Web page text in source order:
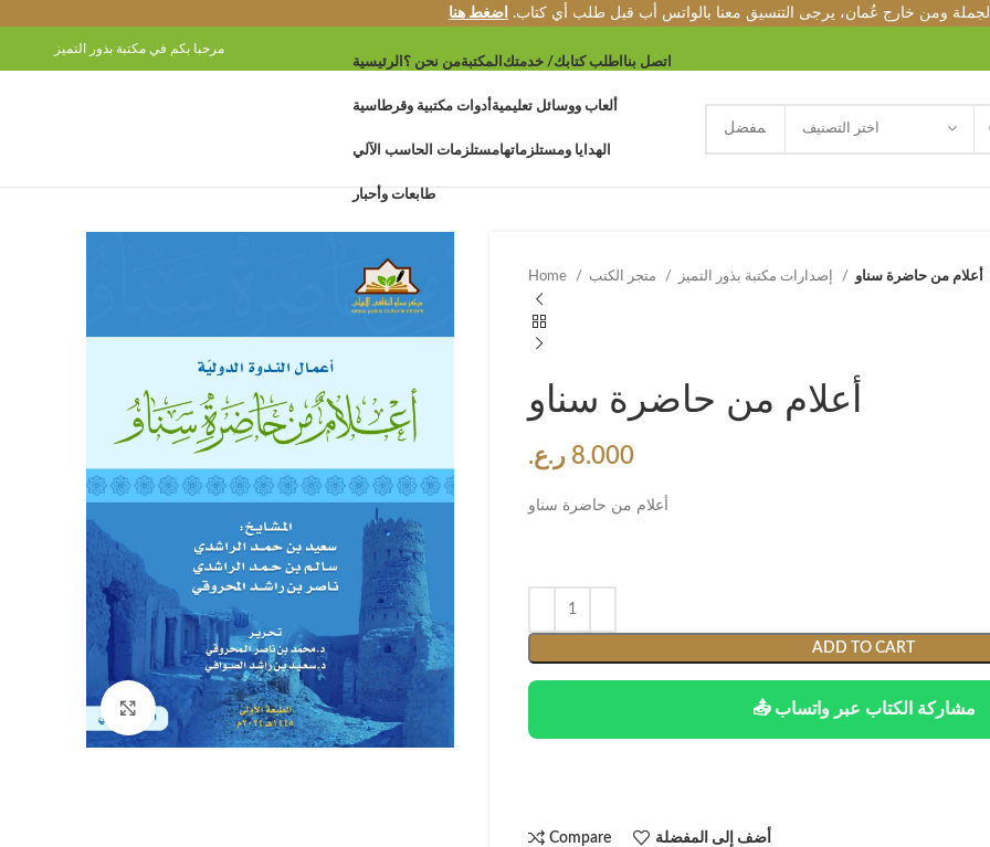
الجملة ومن خارج عُمان، يرجى التنسيق معنا بالواتس أب قبل طلب أي كتاب. اضغط هنا
مرحبا بكم في مكتبة بذور التميز
الرئيسية من نحن ؟المكتبة اطلب كتابك/ خدمتك اتصل بنا
أدوات مكتبية وقرطاسية ألعاب ووسائل تعليمية
مستلزمات الحاسب الآليالهدايا ومستلزماتها
طابعات وأحبار
اختر التصنيف
Click to enlarge
Home أعلام من حاضرة سناو
أعلام من حاضرة سناو
8.000 ر.ع.
أعلام من حاضرة سناو
ADD TO CART
📤 مشاركة الكتاب عبر واتساب
Compare أضف إلى المفضلة